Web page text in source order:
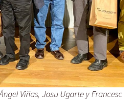
Viñas, Josu Ugarte y Francesc